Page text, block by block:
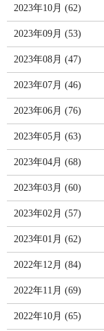
2023年10月 (62)
2023年09月 (53)
2023年08月 (47)
2023年07月 (46)
2023年06月 (76)
2023年05月 (63)
2023年04月 (68)
2023年03月 (60)
2023年02月 (57)
2023年01月 (62)
2022年12月 (84)
2022年11月 (69)
2022年10月 (65)